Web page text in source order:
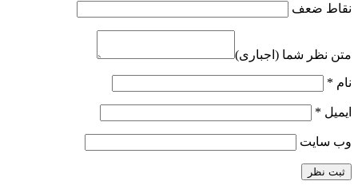
نقاط ضعف
متن نظر شما (اجباری)
نام *
ایمیل *
وب‌ سایت